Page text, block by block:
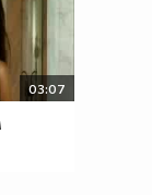
03:07